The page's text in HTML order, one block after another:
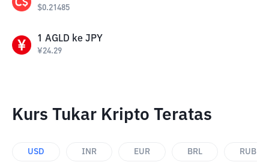
$0.21485
1 AGLD ke JPY
¥24.29
Kurs Tukar Kripto Teratas
USD INR EUR BRL RUB